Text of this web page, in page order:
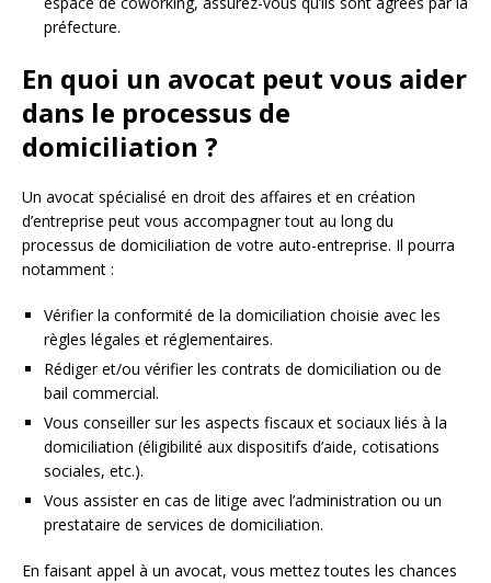
préfecture.
En quoi un avocat peut vous aider
dans le processus de
domiciliation ?
Un avocat spécialisé en droit des affaires et en création
d’entreprise peut vous accompagner tout au long du
processus de domiciliation de votre auto-entreprise. Il pourra
notamment :
Vérifier la conformité de la domiciliation choisie avec les
règles légales et réglementaires.
Rédiger et/ou vérifier les contrats de domiciliation ou de
bail commercial.
Vous conseiller sur les aspects fiscaux et sociaux liés à la
domiciliation (éligibilité aux dispositifs d’aide, cotisations
sociales, etc.).
Vous assister en cas de litige avec l’administration ou un
prestataire de services de domiciliation.
En faisant appel à un avocat, vous mettez toutes les chances